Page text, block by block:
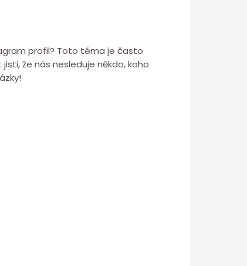
profil? Toto téma je často
že nás nesleduje někdo, koho